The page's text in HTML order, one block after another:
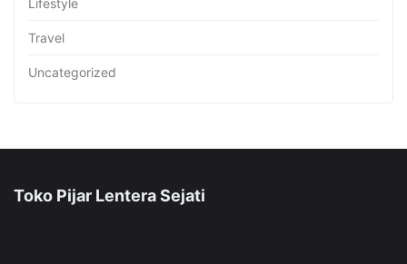
Travel
Uncategorized
Toko Pijar Lentera Sejati